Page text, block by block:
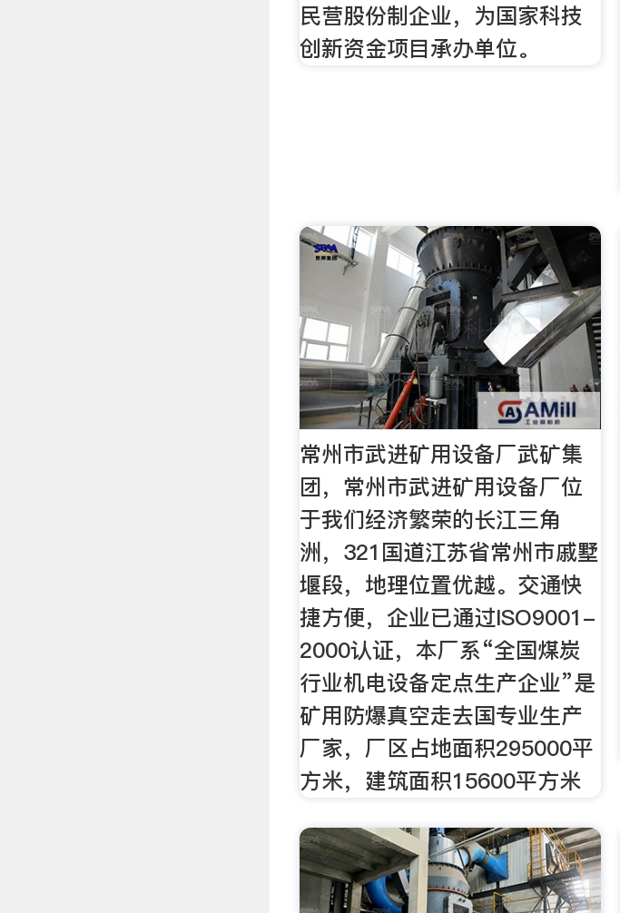
民营股份制企业，为国家科技
创新资金项目承办单位。
常州市武进矿用设备厂武矿集
团，常州市武进矿用设备厂位
于我们经济繁荣的长江三角
洲，321国道江苏省常州市戚墅
堰段，地理位置优越。交通快
捷方便，企业已通过ISO9001-
2000认证，本厂系“全国煤炭
行业机电设备定点生产企业”是
矿用防爆真空走去国专业生产
厂家，厂区占地面积295000平
方米，建筑面积15600平方米